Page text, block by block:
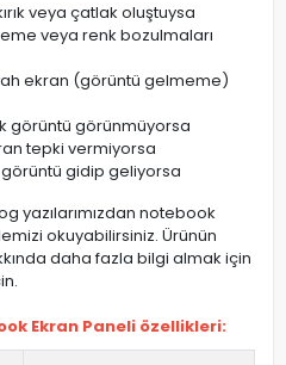
veya çatlak oluştuysa
veya renk bozulmaları
ekran (görüntü gelmeme)
görüntü görünmüyorsa
tepki vermiyorsa
gidip geliyorsa
yazılarımızdan notebook
okuyabilirsiniz. Ürünün
daha fazla bilgi almak için
Ekran Paneli özellikleri: